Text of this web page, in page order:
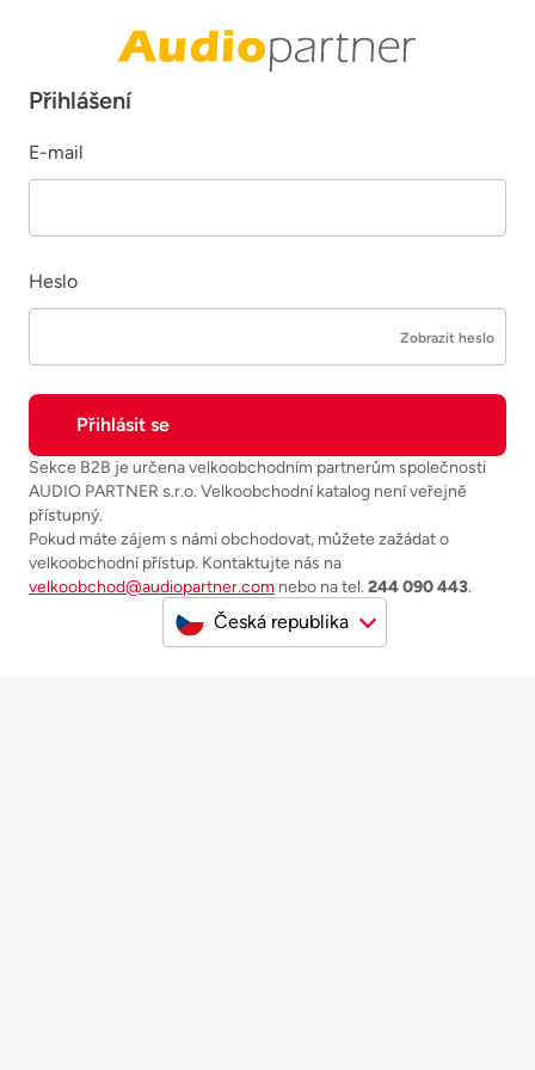
Přihlášení
E-mail
Heslo
Zobrazit heslo
Sekce B2B je určena velkoobchodním partnerům společnosti
AUDIO PARTNER s.r.o. Velkoobchodní katalog není veřejně
přístupný.
Pokud máte zájem s námi obchodovat, můžete zažádat o
velkoobchodní přístup. Kontaktujte nás na
velkoobchod@audiopartner.com nebo na tel. 244 090 443.
Česká republika